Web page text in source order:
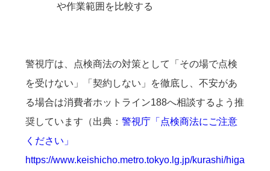
や作業範囲を比較する
警視庁は、点検商法の対策として「その場で点検
を受けない」「契約しない」を徹底し、不安があ
る場合は消費者ホットライン188へ相談するよう推
奨しています（出典： 警視庁「点検商法にご注意
ください」
https://www.keishicho.metro.tokyo.lg.jp/kurashi/higa